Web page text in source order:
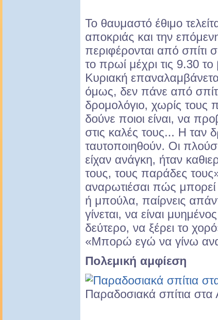
Το θαυμαστό έθιμο
αποκριάς και την
περιφέρονται από σπίτι
το πρωί μέχρι τις 9.30
Κυριακή
όμως, δεν πάνε από
δρομολόγιο, χωρίς τους
δούνε ποιοι είναι, να
στις καλές τους... Η ταν
ταυτοποιηθούν. Οι
είχαν ανάγκη, ήταν
τους, τους παράδες
αναρωτιέσαι πώς μπορεί
ή μπούλα, παίρνεις
γίνεται, να είναι
δεύτερο, να ξέρει το
«Μπορώ εγώ να γίνω
Πολεμική αμφίεση
Παραδοσιακά σπίτια στα